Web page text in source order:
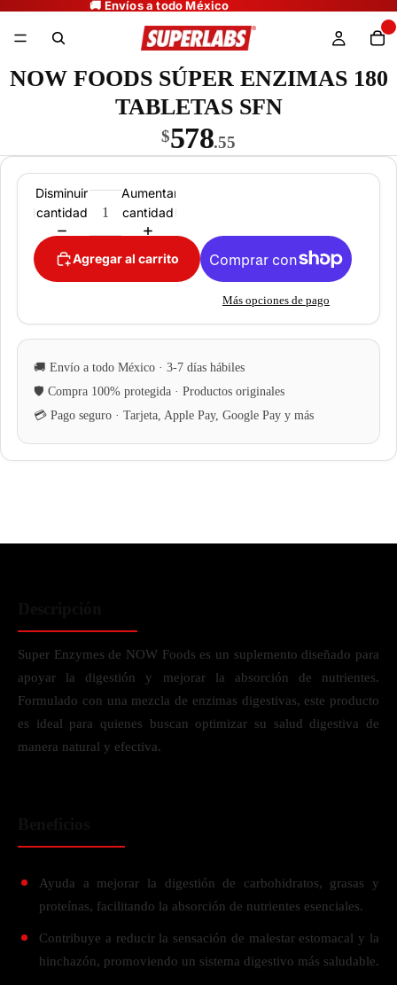
NOW FOODS SÚPER ENZIMAS 180
TABLETAS SFN
$578.55
Disminuir
cantidad
Aumentar
cantidad
Agregar al carrito
Más opciones de pago
Super Enzymes de NOW Foods es un suplemento diseñado para
apoyar la digestión y mejorar la absorción de nutrientes.
Formulado con una mezcla de enzimas digestivas, este producto
es ideal para quienes buscan optimizar su salud digestiva de
manera natural y efectiva.
Ayuda a mejorar la digestión de carbohidratos, grasas y
proteínas, facilitando la absorción de nutrientes esenciales.
Contribuye a reducir la sensación de malestar estomacal y la
hinchazón, promoviendo un sistema digestivo más saludable.